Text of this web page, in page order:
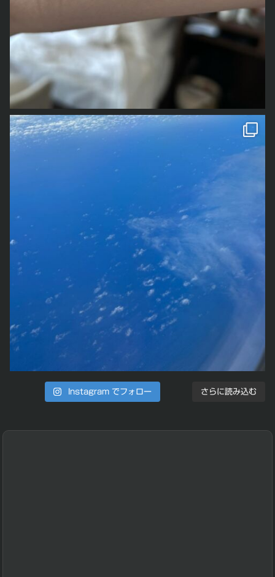
その間に、何度か書く書く詐欺みたいな感じにお知らせし
さらに読み込む
Instagram でフォロー